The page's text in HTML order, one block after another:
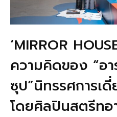
‘MIRROR
ความคิดของ “อา
ซุป”นิทรรศการเ
โดยศิลปินสตรีท